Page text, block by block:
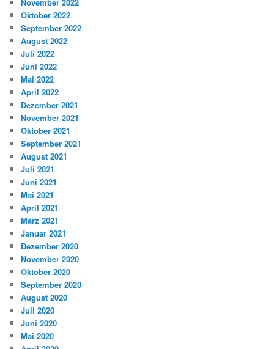
Oktober 2022
September 2022
August 2022
Juli 2022
Juni 2022
Mai 2022
April 2022
Dezember 2021
November 2021
Oktober 2021
September 2021
August 2021
Juli 2021
Juni 2021
Mai 2021
April 2021
März 2021
Januar 2021
Dezember 2020
November 2020
Oktober 2020
September 2020
August 2020
Juli 2020
Juni 2020
Mai 2020